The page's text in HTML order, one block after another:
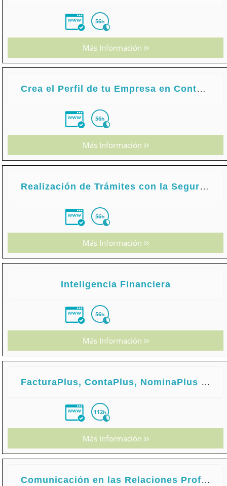
56h
Más Información
Crea el Perfil de tu Empresa en ContaPlus, FacturaPlus y NominaPlus
56h
Más Información
Realización de Trámites con la Seguridad Social
56h
Más Información
Inteligencia Financiera
56h
Más Información
FacturaPlus, ContaPlus, NominaPlus 2015
112h
Más Información
Comunicación en las Relaciones Profesionales